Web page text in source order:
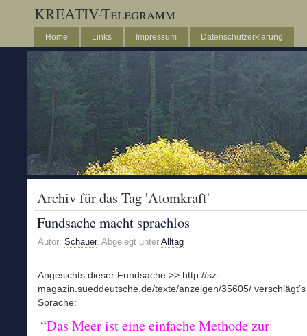
KREATIV-Telegramm
Home Links Impressum Datenschutzerklärung
Archiv für das Tag 'Atomkraft'
Fundsache macht sprachlos
Autor: Schauer. Abgelegt unter Alltag
Angesichts dieser Fundsache >> http://sz-
magazin.sueddeutsche.de/texte/anzeigen/35605/
Sprache:
“Das Meer ist eine einfache Methode zur